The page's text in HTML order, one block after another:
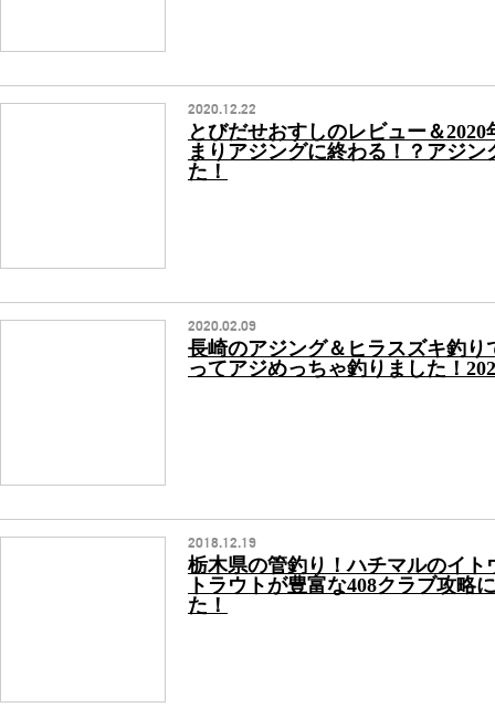
2020.12.22
とびだせおすしのレビュー＆
まりアジングに終わる！？アジン
た！
2020.02.09
長崎のアジング＆ヒラスズキ釣り
ってアジめっちゃ釣りました！
2018.12.19
栃木県の管釣り！ハチマルのイト
トラウトが豊富な408クラブ攻略
た！